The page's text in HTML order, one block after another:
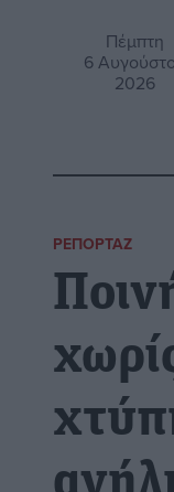
Πέμπτη
6
2026
ΡΕΠΟΡΤΆΖ